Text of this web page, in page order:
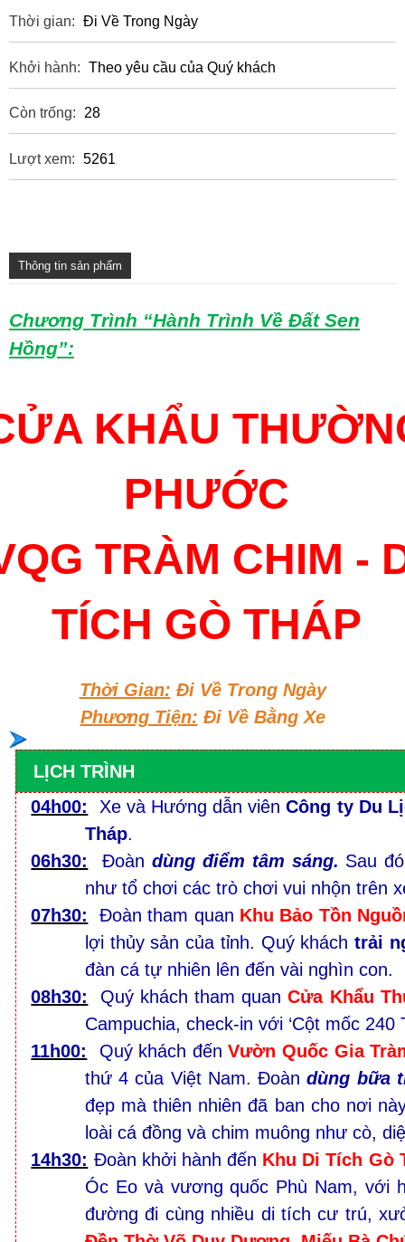
Thời gian: Đi Về Trong Ngày
Khởi hành: Theo yêu cầu của Quý khách
Còn trống: 28
Lượt xem: 5261
Thông tin sản phẩm
Chương Trình “Hành Trình Về Đất Sen
Hồng”:
KHẨU
PHƯỚC
TRÀM CHIM -
TÍCH GÒ THÁP
Thời Gian: Đi Về Trong Ngày
Phương Tiện: Đi Về Bằng Xe
LỊCH TRÌNH
04h00:
Xe và Hướng dẫn viênCông ty Du
Tháp.
06h30:
Đoàn dùng điểm tâm sáng. Sau
như tổ chơi các trò chơi vui nhộn trên
07h30:
Đoàn tham quan Khu Bảo Tồn
lợi thủy sản của tỉnh. Quý kháchtrải
đàn cá tự nhiên lên đến vài nghìn con.
08h30:
Quý khách tham quanCửa Khẩu
Campuchia, check-in với ‘Cột mốc 240
11h00:
Quý khách đếnVườn Quốc Gia
thứ 4 của Việt Nam. Đoàndùng bữa
đẹp mà thiên nhiên đã ban cho nơi
loài cá đồng và chim muông như cò,
14h30: Đoàn khởi hành đến Khu Di Tích Gò
Óc Eo và vương quốc Phù Nam, với
đường đi cùng nhiều di tích cư trú,